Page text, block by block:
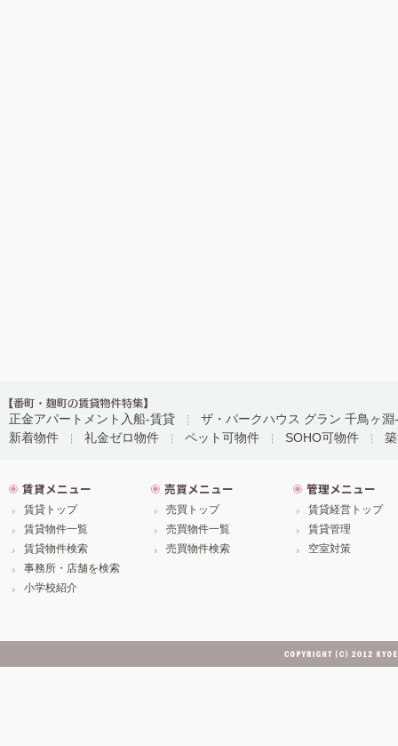
正金アパートメント入船-賃貸
ザ・パークハウス グラン 千鳥ヶ淵
新着物件
礼金ゼロ物件 ペット可物件 SOHO可物件
賃貸メニュー
賃貸トップ
賃貸物件一覧
賃貸物件検索
事務所・店舗を検索
小学校紹介
売買メニュー
売買トップ
売買物件一覧
売買物件検索
管理メニュー
賃貸経営トップ
賃貸管理
空室対策